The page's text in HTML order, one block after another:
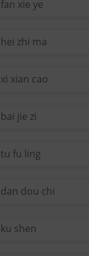
fan xie ye
hei zhi ma
xi xian cao
bai jie zi
tu fu ling
dan dou chi
ku shen